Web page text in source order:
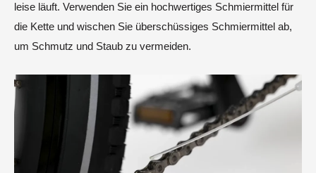
leise läuft. Verwenden Sie ein hochwertiges Schmiermittel für
die Kette und wischen Sie überschüssiges Schmiermittel ab,
um Schmutz und Staub zu vermeiden.